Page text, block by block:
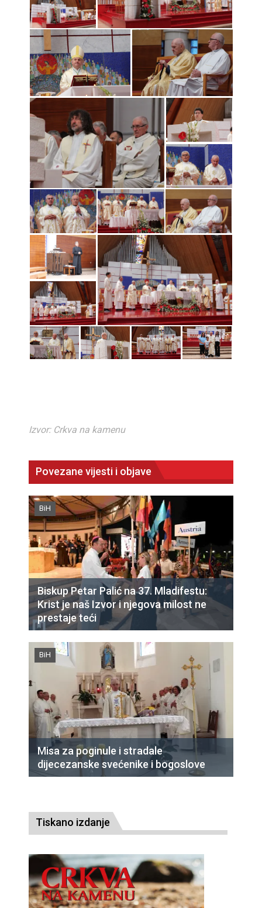
Izvor: Crkva na kamenu
Povezane vijesti i objave
BiH
Biskup Petar Palić na 37. Mladifestu:
Krist je naš Izvor i njegova milost ne
prestaje teći
BiH
Misa za poginule i stradale
dijecezanske svećenike i bogoslove
Tiskano izdanje